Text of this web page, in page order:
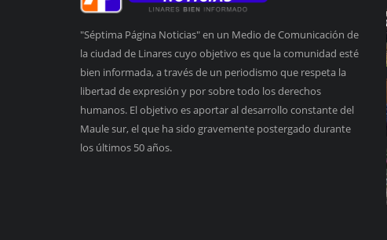
"Séptima Página Noticias" en un Medio de Comunicación de
la ciudad de Linares cuyo objetivo es que la comunidad esté
bien informada, a través de un periodismo que respeta la
libertad de expresión y por sobre todo los derechos
humanos. El objetivo es aportar al desarrollo constante del
Maule sur, el que ha sido gravemente postergado durante
los últimos 50 años.